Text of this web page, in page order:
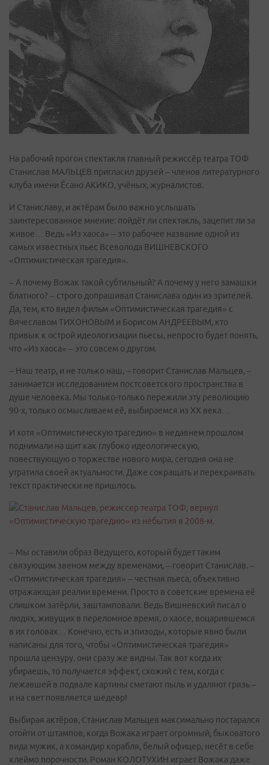
На рабочий прогон спектакля главный режиссёр театра ТОФ
Станислав МАЛЬЦЕВ пригласил друзей – членов литературного
клуба имени Ёсано АКИКО, учёных, журналистов.
И Станиславу, и актёрам было важно услышать
заинтересованное мнение: пойдёт ли спектакль, зацепит ли за
живое… Ведь «Из хаоса» – это рабочее название одной из
самых известных пьес Всеволода ВИШНЕВСКОГО
«Оптимистическая трагедия».
– А почему Вожак такой субтильный? А почему у него замашки
блатного? – строго допрашивал Станислава один из зрителей.
Да, тем, кто видел фильм «Оптимистическая трагедия» с
Вячеславом ТИХОНОВЫМ и Борисом АНДРЕЕВЫМ, кто
привык к острой идеологизации пьесы, непросто будет понять,
что «Из хаоса» – это совсем о другом.
– Наш театр, и не только наш, – говорит Станислав Мальцев, –
занимается исследованием постсоветского пространства в
душе человека. Мы только-только пережили эту революцию
90-х, только осмысливаем её, выбираемся из XX века…
И хотя «Оптимистическую трагедию» в недавнем прошлом
поднимали на щит как глубоко идеологическую,
повествующую о торжестве нового мира, сегодня она не
утратила своей актуальности. Даже сокращать и перекраивать
текст практически не пришлось.
– Мы оставили образ Ведущего, который будет таким
связующим звеном между временами, – говорит Станислав. –
«Оптимистическая трагедия» – честная пьеса, объективно
отражающая реалии времени. Просто в советские времена её
слишком затёрли, заштамповали. Ведь Вишневский писал о
людях, живущих в переломное время, о хаосе, воцарившемся
в их головах… Конечно, есть и эпизоды, которые явно были
написаны для того, чтобы «Оптимистическая трагедия»
прошла цензуру, они сразу же видны. Так вот когда их
убираешь, то получается эффект, схожий с тем, когда с
лежавшей в подвале картины сметают пыль и удаляют грязь –
и на свет появляется шедевр!
Выбирая актёров, Станислав Мальцев максимально постарался
отойти от штампов, когда Вожака играет огромный, быковатого
вида мужик, а командир корабля, белый офицер, несёт в себе
клеймо порочности. Роман КОЛОТУХИН играет Вожака даже